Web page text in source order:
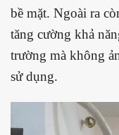
bề mặt. Ngoài ra
tăng cường khả
trường mà không
sử dụng.